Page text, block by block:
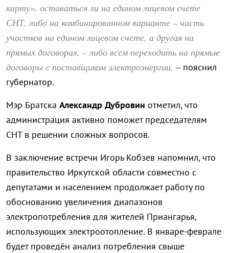
карту», оставаться ли на едином лицевом счете
СНТ, либо на комбинированном варианте – часть
участков на едином лицевом счете, а другая на
прямых договорах, – либо всем переходить на прямые
договоры с поставщиком электроэнергии, – пояснил
губернатор.
Мэр Братска Александр Дубровин отметил, что
администрация активно поможет председателям
СНТ в решении сложных вопросов.
В заключение встречи Игорь Кобзев напомнил, что
правительство Иркутской области совместно с
депутатами и населением продолжает работу по
обоснованию увеличения диапазонов
электропотребления для жителей Приангарья,
использующих электроотопление. В январе-феврале
будет проведён анализ потребления свыше